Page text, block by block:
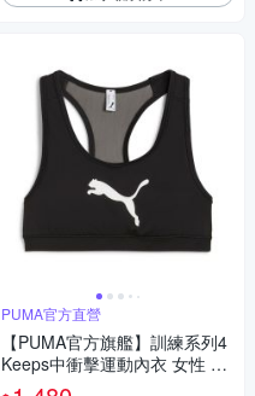
PUMA官方直營
【PUMA官方旗艦】訓練系列4
Keeps中衝擊運動內衣 女性 52
696151